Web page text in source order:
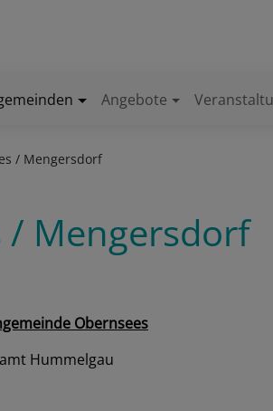
Angebote
/ Mengersdorf
/ Mengersdorf
Obernsees
Hummelgau